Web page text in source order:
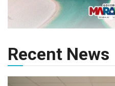
Recent News